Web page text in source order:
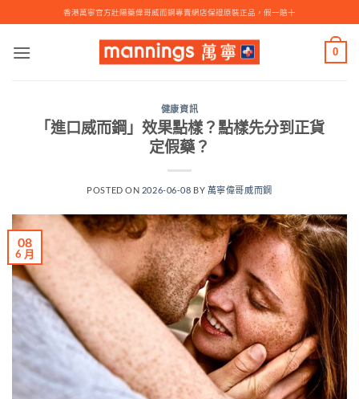
to
content
香港萬寧官方壯陽藥偉哥威而鋼專賣網店保證原裝正品，假一賠十
0
健康資訊
「進口威而鋼」效果點樣？點樣先分到正貨
定假藥？
POSTED ON 2026-06-08 BY 萬寧偉哥威而鋼
08
6 月